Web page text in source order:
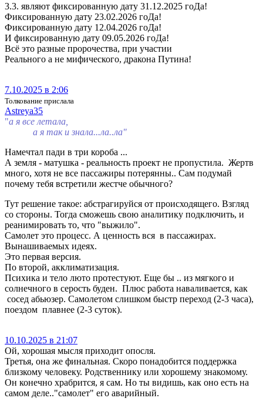
3.3. являют фиксированную дату 31.12.2025 гоДа!
Фиксированную дату 23.02.2026 гоДа!
Фиксированную дату 12.04.2026 гоДа!
И фиксированную дату 09.05.2026 гоДа!
Всё это разные пророчества, при участии
Реального а не мифического, дракона Путина!
7.10.2025 в 2:06
Толкование прислала
Аs­treya­35
"а я все летала,
а я так и знала...ла..ла"
Намечтал пади в три короба ...
А земля - матушка - реальность проект не пропустила. Жертв
много, хотя не все пассажиры потерянны.. Сам подумай
почему тебя встретили жестче обычного?
Тут решение такое: абстрагируйся от происходящего. Взгляд
со стороны. Тогда сможешь свою аналитику подключить, и
реанимировать то, что "выжило".
Самолет это процесс. А ценность вся в пассажирах.
Вынашиваемых идеях.
Это первая версия.
По второй, акклиматизация.
Психика и тело люто протестуют. Еще бы .. из мягкого и
солнечного в серость буден. Плюс работа наваливается, как
сосед абьюзер. Самолетом слишком быстр переход (2-3 часа),
поездом плавнее (2-3 суток).
10.10.2025 в 21:07
Ой, хорошая мысля приходит опосля.
Третья, она же финальная. Скоро понадобится поддержка
близкому человеку. Родственнику или хорошему знакомому.
Он конечно храбрится, я сам. Но ты видишь, как оно есть на
самом деле.."самолет" его аварийный.